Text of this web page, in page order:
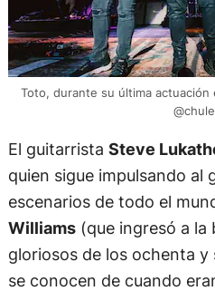
Toto, durante su última actuación
El guitarrista Steve
quien sigue impulsando al
escenarios de todo el
Williams(que ingresó a la
gloriosos de los ochenta y
se conocen de cuando